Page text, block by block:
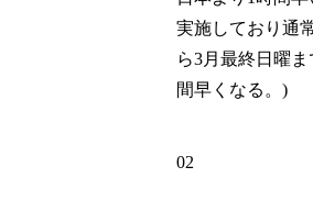
実施しており通
ら3月最終日曜
間早くなる。)
02